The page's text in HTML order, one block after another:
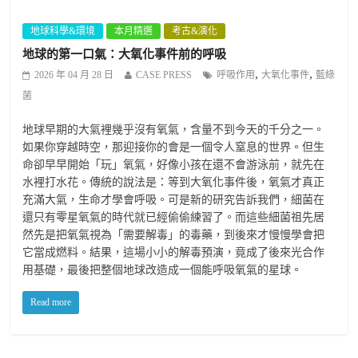
地球科學&環境 本月精選 考古&演化
地球的第一口氣：大氧化事件前的呼吸
2026 年 04 月 28 日 CASE PRESS 呼吸作用 ,大氧化事件,藍綠
菌
地球早期的大氣裡幾乎沒有氧氣，含量不到今天的千分之一。
如果你穿越時空，那迎接你的會是一個令人窒息的世界。但生
命卻早早開始「玩」氧氣，好像小孩在還不會游泳前，就先在
水裡打水花。傳統的說法是：等到大氧化事件後，氧氣才真正
充滿大氣，生命才學會呼吸。可是新的研究告訴我們，細菌在
還只有零星氧氣的時代就已經偷偷練習了。而這些細菌祖先居
然先是把氧氣視為「需要解毒」的毒藥，到後來才慢慢學會把
它當成燃料。結果，這場小小的解毒預演，竟成了後來光合作
用基礎，最後把整個地球改造成一個能呼吸氧氣的星球。
Read more